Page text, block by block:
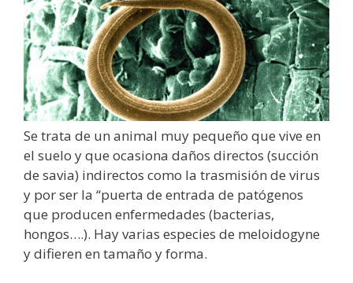
Se trata de un animal muy pequeño que vive en
el suelo y que ocasiona daños directos (succión
de savia) indirectos como la trasmisión de virus
y por ser la “puerta de entrada de patógenos
que producen enfermedades (bacterias,
hongos….). Hay varias especies de meloidogyne
y difieren en tamaño y forma.